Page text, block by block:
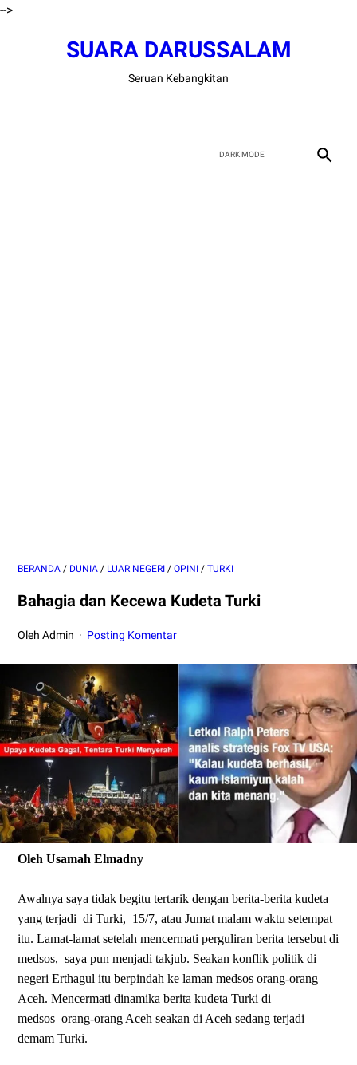
-->
SUARA DARUSSALAM
Seruan Kebangkitan
BERANDA / DUNIA / LUAR NEGERI / OPINI / TURKI
Bahagia dan Kecewa Kudeta Turki
Oleh Admin Posting Komentar
Oleh Usamah Elmadny
Awalnya saya tidak begitu tertarik dengan berita-berita kudeta
yang terjadi di Turki, 15/7, atau Jumat malam waktu setempat
itu. Lamat-lamat setelah mencermati perguliran berita tersebut di
medsos, saya pun menjadi takjub. Seakan konflik politik di
negeri Erthagul itu berpindah ke laman medsos orang-orang
Aceh. Mencermati dinamika berita kudeta Turki di
medsos orang-orang Aceh seakan di Aceh sedang terjadi
demam Turki.